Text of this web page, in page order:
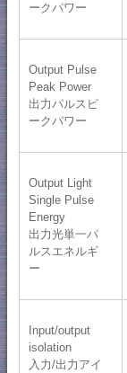
ークパワー
Output Pulse
Peak Power
出力パルスピ
ークパワー
Output Light
Single Pulse
Energy
出力光単一パ
ルスエネルギ
ー
Input/output
isolation
入力/出力アイ